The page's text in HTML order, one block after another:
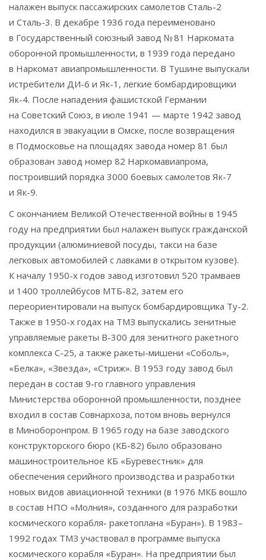
налажен выпуск пассажирских самолетов Сталь-2
и Сталь-3. В декабре 1936 года переименовано
в Государственный союзный завод № 81 Наркомата
оборонной промышленности, в 1939 года передано
в Наркомат авиапромышленности. В Тушине выпускали
истребители ДИ-6 и Як-1, легкие бомбардировщики
Як-4. После нападения фашистской Германии
на Советский Союз, в июле 1941 — марте 1942 завод
находился в эвакуации в Омске, после возвращения
в Подмосковье на площадях завода номер 81 был
образован завод номер 82 Наркомавиапрома,
построивший порядка 3000 боевых самолетов Як-7
и Як-9.
С окончанием Великой Отечественной войны в 1945
году на предприятии был налажен выпуск гражданской
продукции (алюминиевой посуды, такси на базе
легковых автомобилей с лавками в открытом кузове).
К началу 1950-х годов завод изготовил 520 трамваев
и 1400 троллейбусов МТБ-82, затем его
переориентировали на выпуск бомбардировщика Ту-2.
Также в 1950-х годах на ТМЗ выпускались зенитные
управляемые ракеты В-300 для зенитного ракетного
комплекса С-25, а также ракеты-мишени «Соболь»,
«Белка», «Звезда», «Стриж». В 1953 году завод был
передан в состав 9-го главного управления
Министерства оборонной промышленности, позднее
входил в состав Совнархоза, потом вновь вернулся
в Миноборонпром. В 1965 году на базе заводского
конструкторского бюро (КБ-82) было образовано
машиностроительное КБ «Буревестник» для
обеспечения серийного производства и разработки
новых видов авиационной техники (в 1976 МКБ вошло
в состав НПО «Молния», созданного для разработки
космического корабля- ракетоплана «Буран»). В 1983–
1992 годах ТМЗ участвовал в программе выпуска
космического корабля «Буран». На предприятии был